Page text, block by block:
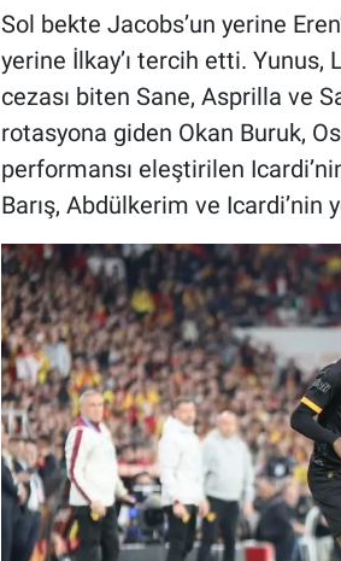
Sol bekte Jacobs’un yerine
yerine İlkay’ı tercih etti. Yunus,
cezası biten Sane, Asprilla ve
rotasyona giden Okan Buruk,
performansı eleştirilen
Barış, Abdülkerim ve Icardi’nin